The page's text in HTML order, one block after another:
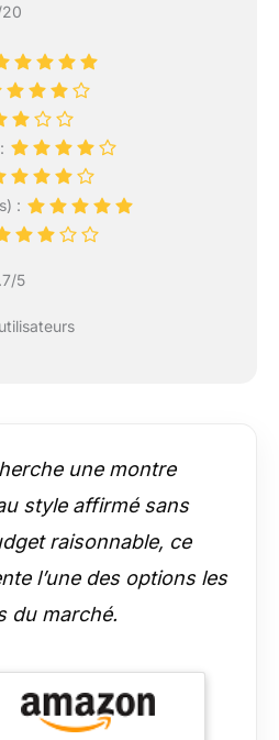
:
5
une montre
style affirmé sans
raisonnable, ce
l’une des options les
du marché.